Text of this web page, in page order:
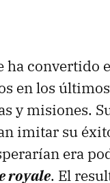
ha convertido
en los
y misiones.
imitar su
era
royale. El